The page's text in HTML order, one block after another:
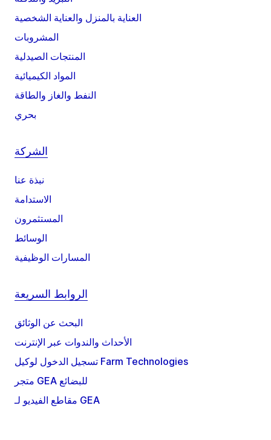
العناية بالمنزل والعناية الشخصية
المشروبات
المنتجات الصيدلية
المواد الكيميائية
النفط والغاز والطاقة
بحري
الشركة
نبذة عنا
الاستدامة
المستثمرون
الوسائط
المسارات الوظيفية
الروابط السريعة
البحث عن الوثائق
الأحداث والندوات عبر الإنترنت
تسجيل الدخول لوكيل Farm Technologies
متجر GEA للبضائع
مقاطع الفيديو لـ GEA